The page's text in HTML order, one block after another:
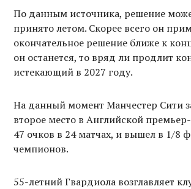
По данным источника, решение
принято летом. Скорее всего он
окончательное решение ближе к
он останется, то вряд ли продлит
истекающий в 2027 году.
На данный момент Манчестер Сити
второе место в Английской
47 очков в 24 матчах, и вышел в 1/8
чемпионов.
55-летний Гвардиола возглавляет